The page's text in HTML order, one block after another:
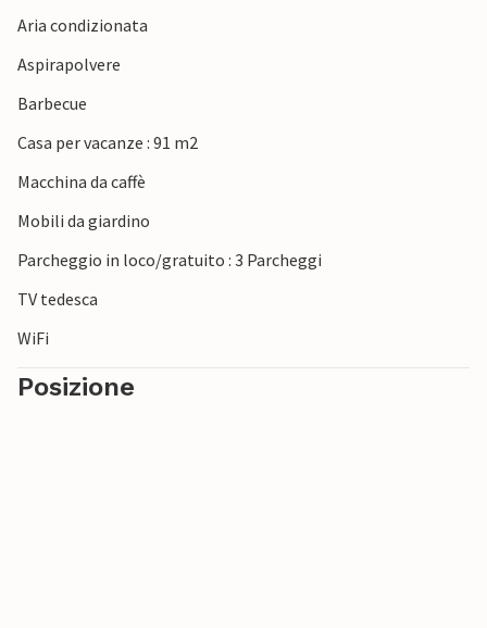
Aria condizionata
Aspirapolvere
Barbecue
Casa per vacanze : 91 m2
Macchina da caffè
Mobili da giardino
Parcheggio in loco/gratuito : 3 Parcheggi
TV tedesca
WiFi
Posizione